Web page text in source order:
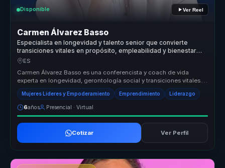
Disponible Ver Reel
Carmen Álvarez Basso
Especialista en longevidad y talento senior que convierte
transiciones vitales en propósito, empleabilidad y bienestar
para profesionales y organizaciones.
ES
Carmen Álvarez Basso es una conferencista y coach de vida
experta en longevidad, gerontología social y transiciones vitales.
Ayuda a las ...
Mujeres Líderes y Empoderamiento Emprendimiento Liderazgo
6años Presencial · Virtual
Cotizar Ver Perfil